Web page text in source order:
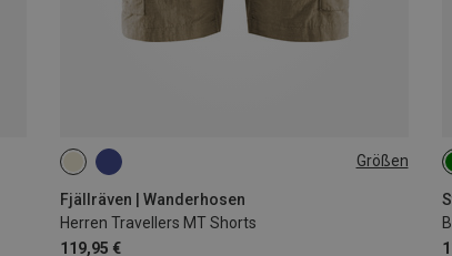
Größen
Fjällräven | Wanderhosen
Herren Travellers MT Shorts
119,95 €
XL